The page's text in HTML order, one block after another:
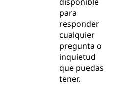
para
responder
cualquier
pregunta o
inquietud
que puedas
tener.